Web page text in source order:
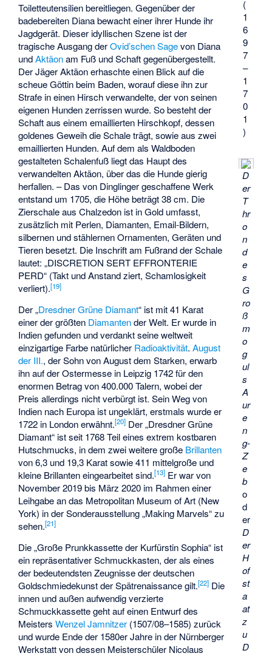
(
1
6
9
7
–
1
7
0
1
)
D
er
T
hr
o
n
d
e
s
G
ro
ß
m
o
g
ul
s
A
ur
e
n
g-
Z
e
b
o
d
er
D
er
H
of
st
a
at
z
u
D
Toiletteutensilien bereitliegen. Gegenüber der
badebereiten Diana bewacht einer ihrer Hunde ihr
Jagdgerät. Dieser idyllischen Szene ist der
tragische Ausgang derOvid’schen Sagevon Diana
undAktäonam Fuß und Schaft gegenübergestellt.
Der Jäger Aktäon erhaschte einen Blick auf die
scheue Göttin beim Baden, worauf diese ihn zur
Strafe in einen Hirsch verwandelte, der von seinen
eigenen Hunden zerrissen wurde. So besteht der
Schaft aus einem emaillierten Hirschkopf, dessen
goldenes Geweih die Schale trägt, sowie aus zwei
emaillierten Hunden. Auf dem als Waldboden
gestalteten Schalenfuß liegt das Haupt des
verwandelten Aktäon, über das die Hunde gierig
herfallen. – Das von Dinglinger geschaffene Werk
entstand um 1705, die Höhe beträgt 38 cm. Die
Zierschale aus Chalzedon ist in Gold umfasst,
zusätzlich mit Perlen, Diamanten, Email-Bildern,
silbernen und stählernen Ornamenten, Geräten und
Tieren besetzt. Die Inschrift am Fußrand der Schale
lautet: „DISCRETION SERT EFFRONTERIE
PERD“ (Takt und Anstand ziert, Schamlosigkeit
verliert).[19]
Der „Dresdner Grüne Diamant“ ist mit 41 Karat
einer der größten Diamantender Welt. Er wurde in
Indien gefunden und verdankt seine weltweit
einzigartige Farbe natürlicher Radioaktivität.August
der III., der Sohn von August dem Starken, erwarb
ihn auf der Ostermesse in Leipzig 1742 für den
enormen Betrag von 400.000 Talern, wobei der
Preis allerdings nicht verbürgt ist. Sein Weg von
Indien nach Europa ist ungeklärt, erstmals wurde er
1722 in London erwähnt.[20] Der „Dresdner Grüne
Diamant“ ist seit 1768 Teil eines extrem kostbaren
Hutschmucks, in dem zwei weitere große Brillanten
von 6,3 und 19,3 Karat sowie 411 mittelgroße und
kleine Brillanten eingearbeitet sind.[13] Er war von
November 2019 bis März 2020 im Rahmen einer
Leihgabe an das Metropolitan Museum of Art (New
York) in der Sonderausstellung „Making Marvels“ zu
sehen.[21]
Die „Große Prunkkassette der Kurfürstin Sophia“ ist
ein repräsentativer Schmuckkasten, der als eines
der bedeutendsten Zeugnisse der deutschen
Goldschmiedekunst der Spätrenaissance gilt.[22] Die
innen und außen aufwendig verzierte
Schmuckkassette geht auf einen Entwurf des
MeistersWenzel Jamnitzer (1507/08–1585) zurück
und wurde Ende der 1580er Jahre in der Nürnberger
Werkstatt von dessen Meisterschüler Nicolaus